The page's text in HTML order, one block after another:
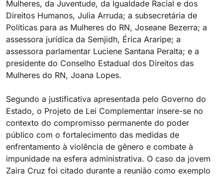
Mulheres, da Juventude, da Igualdade Racial e dos
Direitos Humanos, Julia Arruda; a subsecretária de
Políticas para as Mulheres do RN, Joseane Bezerra; a
assessora jurídica da Semjidh, Érica Araripe; a
assessora parlamentar Luciene Santana Peralta; e a
presidente do Conselho Estadual dos Direitos das
Mulheres do RN, Joana Lopes.
Segundo a justificativa apresentada pelo Governo do
Estado, o Projeto de Lei Complementar insere-se no
contexto do compromisso permanente do poder
público com o fortalecimento das medidas de
enfrentamento à violência de gênero e combate à
impunidade na esfera administrativa. O caso da jovem
Zaira Cruz foi citado durante a reunião como exemplo